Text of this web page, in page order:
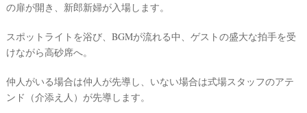
の扉が開き、新郎新婦が入場します。
スポットライトを浴び、BGMが流れる中、ゲストの盛大な拍手を受
けながら高砂席へ。
仲人がいる場合は仲人が先導し、いない場合は式場スタッフのアテ
ンド（介添え人）が先導します。